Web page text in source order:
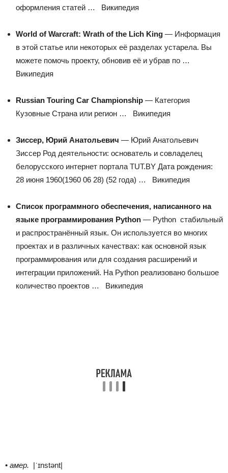
оформления статей … Википедия
World of Warcraft: Wrath of the Lich King — Информация
в этой статье или некоторых её разделах устарела. Вы
можете помочь проекту, обновив её и убрав по …
Википедия
Russian Touring Car Championship — Категория
Кузовные Страна или регион … Википедия
Зиссер, Юрий Анатольевич — Юрий Анатольевич
Зиссер Род деятельности: основатель и совладелец
белорусского интернет портала TUT.BY Дата рождения:
28 июня 1960(1960 06 28) (52 года) … Википедия
Список программного обеспечения, написанного на
языке программирования Python — Python стабильный
и распространённый язык. Он используется во многих
проектах и в различных качествах: как основной язык
программирования или для создания расширений и
интеграции приложений. На Python реализовано большое
количество проектов … Википедия
• амер. |ˈɪnstənt|